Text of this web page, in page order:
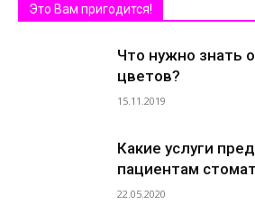
Это Вам пригодится!
Что нужно знать
цветов?
15.11.2019
Какие услуги
пациентам
22.05.2020